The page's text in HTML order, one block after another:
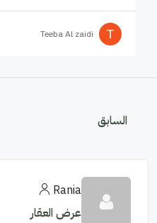
Teeba Al zaidi
السابق
Rania
عرض العقار